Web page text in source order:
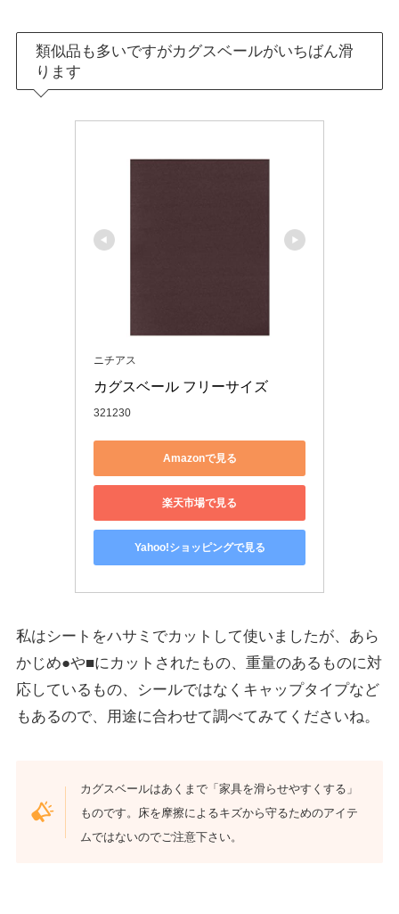
類似品も多いですがカグスベールがいちばん滑
ります
ニチアス
カグスベール フリーサイズ
321230
Amazonで見る
楽天市場で見る
Yahoo!ショッピングで見る
私はシートをハサミでカットして使いましたが、あら
かじめ●や■にカットされたもの、重量のあるものに対
応しているもの、シールではなくキャップタイプなど
もあるので、用途に合わせて調べてみてくださいね。
カグスベールはあくまで「家具を滑らせやすくする」
ものです。床を摩擦によるキズから守るためのアイテ
ムではないのでご注意下さい。